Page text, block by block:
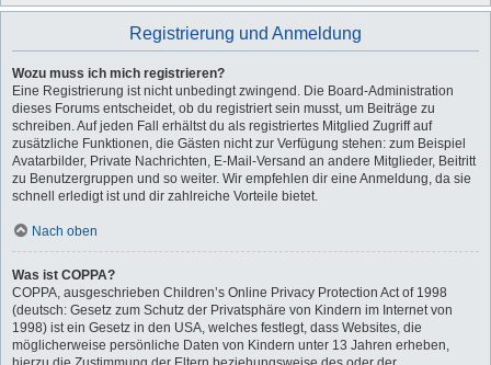
Registrierung und Anmeldung
Wozu muss ich mich registrieren?
Eine Registrierung ist nicht unbedingt zwingend. Die Board-Administration
dieses Forums entscheidet, ob du registriert sein musst, um Beiträge zu
schreiben. Auf jeden Fall erhältst du als registriertes Mitglied Zugriff auf
zusätzliche Funktionen, die Gästen nicht zur Verfügung stehen: zum Beispiel
Avatarbilder, Private Nachrichten, E-Mail-Versand an andere Mitglieder, Beitritt
zu Benutzergruppen und so weiter. Wir empfehlen dir eine Anmeldung, da sie
schnell erledigt ist und dir zahlreiche Vorteile bietet.
Nach oben
Was ist COPPA?
COPPA, ausgeschrieben Children’s Online Privacy Protection Act of 1998
(deutsch: Gesetz zum Schutz der Privatsphäre von Kindern im Internet von
1998) ist ein Gesetz in den USA, welches festlegt, dass Websites, die
möglicherweise persönliche Daten von Kindern unter 13 Jahren erheben,